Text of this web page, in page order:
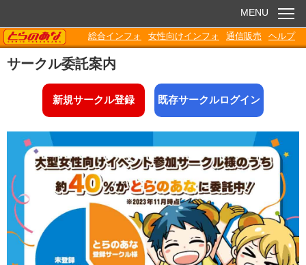
お知らせ
電子書籍
Q&A
各種ダウンロード
MENU
TORANOANA
総合インフォ 女性向けインフォ 通信販売 ヘルプ
サークル委託案内
新規サークル登録 既存サークルログイン